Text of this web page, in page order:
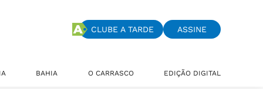
CLUBE A TARDE ASSINE
BAHIA O CARRASCO EDIÇÃO DIGITAL